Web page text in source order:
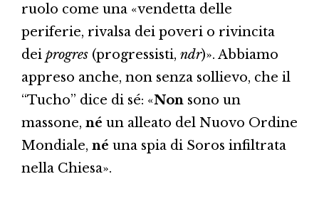
ruolo come una «vendetta delle
periferie, rivalsa dei poveri o rivincita
dei progres (progressisti, ndr)». Abbiamo
appreso anche, non senza sollievo, che il
“Tucho” dice di sé: «Non sono un
massone, né un alleato del Nuovo Ordine
Mondiale, né una spia di Soros infiltrata
nella Chiesa».